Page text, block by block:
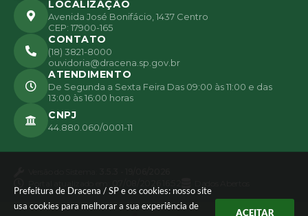
Prefeitura de Dracena / SP e os cookies: nosso site
usa cookies para melhorar a sua experiência de
ACEITAR
LOCALIZAÇÃO
Avenida José Bonifácio, 1437 Centro
CEP: 17900-165
CONTATO
(18) 3821-8000
ouvidoria@dracena.sp.gov.br
ATENDIMENTO
De Segunda a Sexta Feira Das 09:00 às 11:00 e das
13:00 às 16:00 horas
CNPJ
44.880.060/0001-11